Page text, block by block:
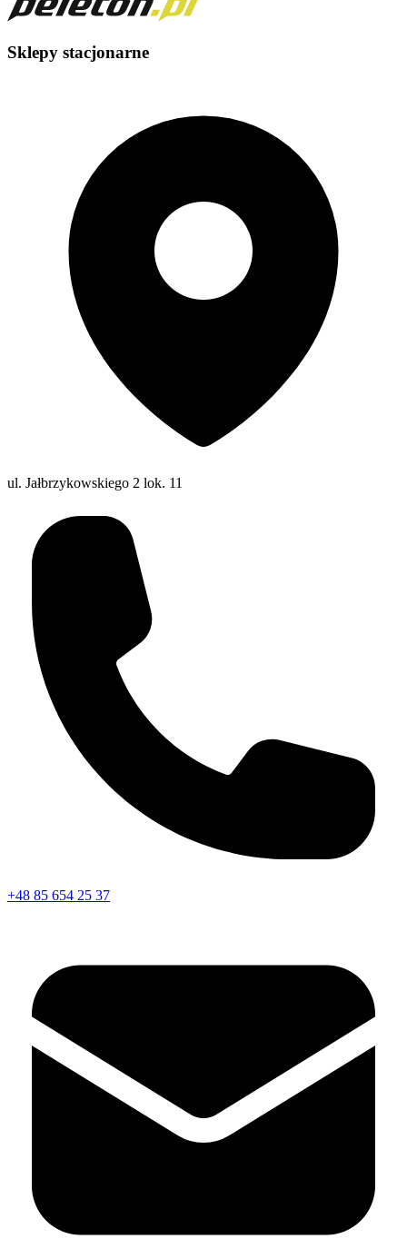
Sklepy stacjonarne
ul. Jałbrzykowskiego 2 lok. 11
+48 85 654 25 37